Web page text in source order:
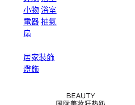
小物 浴室
電器 抽氣
扇
居家裝飾
燈飾